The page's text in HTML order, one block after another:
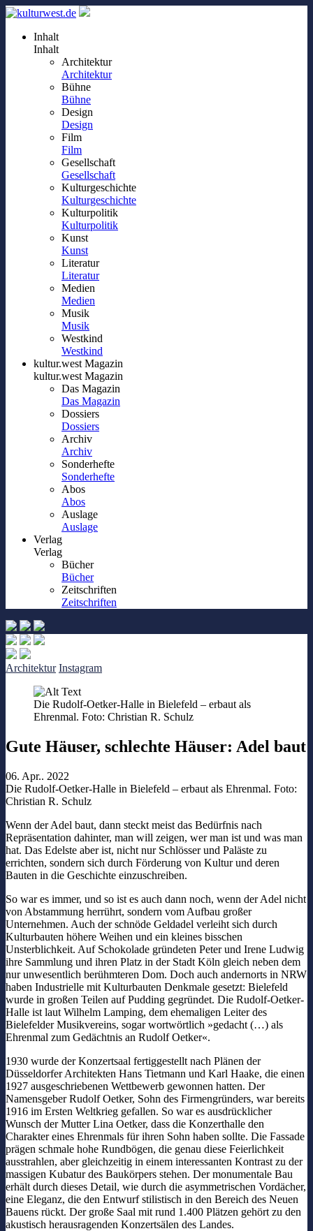
Inhalt
Inhalt
Architektur
Architektur
Bühne
Bühne
Design
Design
Film
Film
Gesellschaft
Gesellschaft
Kulturgeschichte
Kulturgeschichte
Kulturpolitik
Kulturpolitik
Kunst
Kunst
Literatur
Literatur
Medien
Medien
Musik
Musik
Westkind
Westkind
kultur.west Magazin
kultur.west Magazin
Das Magazin
Das Magazin
Dossiers
Dossiers
Archiv
Archiv
Sonderhefte
Sonderhefte
Abos
Abos
Auslage
Auslage
Verlag
Verlag
Bücher
Bücher
Zeitschriften
Zeitschriften
Architektur Instagram
Die Rudolf-Oetker-Halle in Bielefeld – erbaut als
Ehrenmal. Foto: Christian R. Schulz
Gute Häuser, schlechte Häuser: Adel baut
06. Apr.. 2022
Die Rudolf-Oetker-Halle in Bielefeld – erbaut als Ehrenmal. Foto:
Christian R. Schulz
Wenn der Adel baut, dann steckt meist das Bedürfnis nach
Repräsentation dahinter, man will zeigen, wer man ist und was man
hat. Das Edelste aber ist, nicht nur Schlösser und Paläste zu
errichten, sondern sich durch Förderung von Kultur und deren
Bauten in die Geschichte einzuschreiben.
So war es immer, und so ist es auch dann noch, wenn der Adel nicht
von Abstammung herrührt, sondern vom Aufbau großer
Unternehmen. Auch der schnöde Geldadel verleiht sich durch
Kulturbauten höhere Weihen und ein kleines bisschen
Unsterblichkeit. Auf Schokolade gründeten Peter und Irene Ludwig
ihre Sammlung und ihren Platz in der Stadt Köln gleich neben dem
nur unwesentlich berühmteren Dom. Doch auch andernorts in NRW
haben Industrielle mit Kulturbauten Denkmale gesetzt: Bielefeld
wurde in großen Teilen auf Pudding gegründet. Die Rudolf-Oetker-
Halle ist laut Wilhelm Lamping, dem ehemaligen Leiter des
Bielefelder Musikvereins, sogar wortwörtlich »gedacht (…) als
Ehrenmal zum Gedächtnis an Rudolf Oetker«.
1930 wurde der Konzertsaal fertiggestellt nach Plänen der
Düsseldorfer Architekten Hans Tietmann und Karl Haake, die einen
1927 ausgeschriebenen Wettbewerb gewonnen hatten. Der
Namensgeber Rudolf Oetker, Sohn des Firmengründers, war bereits
1916 im Ersten Weltkrieg gefallen. So war es ausdrücklicher
Wunsch der Mutter Lina Oetker, dass die Konzerthalle den
Charakter eines Ehrenmals für ihren Sohn haben sollte. Die Fassade
prägen schmale hohe Rundbögen, die genau diese Feierlichkeit
ausstrahlen, aber gleichzeitig in einem interessanten Kontrast zu der
massigen Kubatur des Baukörpers stehen. Der monumentale Bau
erhält durch dieses Detail, wie durch die asymmetrischen Vordächer,
eine Eleganz, die den Entwurf stilistisch in den Bereich des Neuen
Bauens rückt. Der große Saal mit rund 1.400 Plätzen gehört zu den
akustisch herausragenden Konzertsälen des Landes.